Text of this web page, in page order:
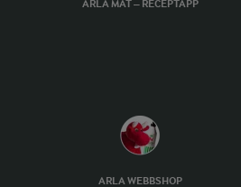
ARLA MAT – RECEPTAPP
ARLA WEBBSHOP